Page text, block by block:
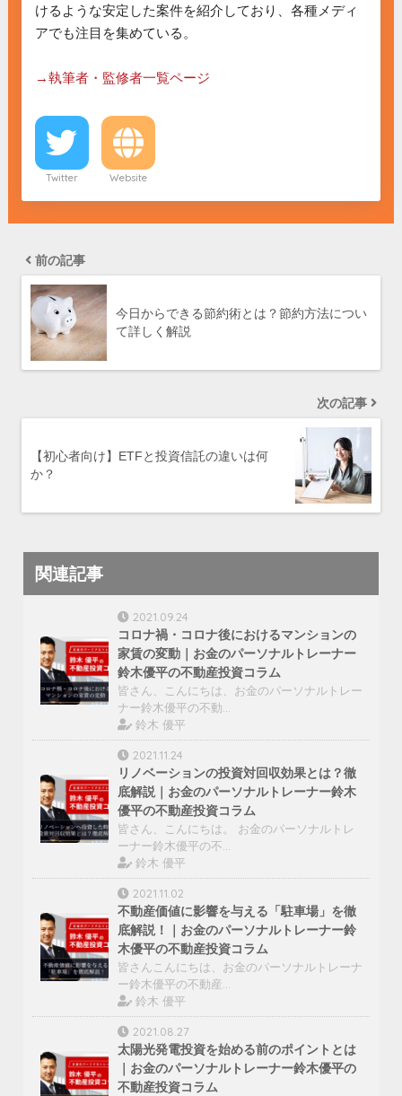
けるような安定した案件を紹介しており、各種メディ
アでも注目を集めている。
→執筆者・監修者一覧ページ
Twitter Website
前の記事
今日からできる節約術とは？節約方法につい
て詳しく解説
次の記事
【初心者向け】ETFと投資信託の違いは何
か？
関連記事
2021.09.24
コロナ禍・コロナ後におけるマンションの
家賃の変動｜お金のパーソナルトレーナー
鈴木優平の不動産投資コラム
皆さん、こんにちは、お金のパーソナルトレー
ナー鈴木優平の不動…
鈴木 優平
2021.11.24
リノベーションの投資対回収効果とは？徹
底解説｜お金のパーソナルトレーナー鈴木
優平の不動産投資コラム
皆さん、こんにちは。 お金のパーソナルトレ
ーナー鈴木優平の不…
鈴木 優平
2021.11.02
不動産価値に影響を与える「駐車場」を徹
底解説！｜お金のパーソナルトレーナー鈴
木優平の不動産投資コラム
皆さんこんにちは、お金のパーソナルトレーナ
ー鈴木優平の不動産…
鈴木 優平
2021.08.27
太陽光発電投資を始める前のポイントとは
｜お金のパーソナルトレーナー鈴木優平の
不動産投資コラム